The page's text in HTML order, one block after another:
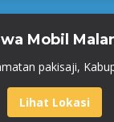
Mobil
pakisaji,
Lihat Lokasi